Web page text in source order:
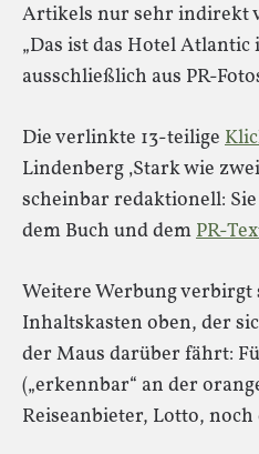
Artikels nur sehr indirekt
„Das ist das Hotel
ausschließlich aus PR-
Die verlinkte 13-teilige
Lindenberg ‚Stark wie
scheinbar redaktionell:
dem Buch und demPR-
Weitere Werbung verbirgt
Inhaltskasten oben, der
der Maus darüber fährt:
(„erkennbar“ an der
Reiseanbieter, Lotto,